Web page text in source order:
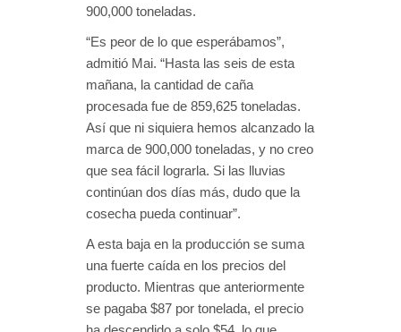
900,000 toneladas.
“Es peor de lo que esperábamos”,
admitió Mai. “Hasta las seis de esta
mañana, la cantidad de caña
procesada fue de 859,625 toneladas.
Así que ni siquiera hemos alcanzado la
marca de 900,000 toneladas, y no creo
que sea fácil lograrla. Si las lluvias
continúan dos días más, dudo que la
cosecha pueda continuar”.
A esta baja en la producción se suma
una fuerte caída en los precios del
producto. Mientras que anteriormente
se pagaba $87 por tonelada, el precio